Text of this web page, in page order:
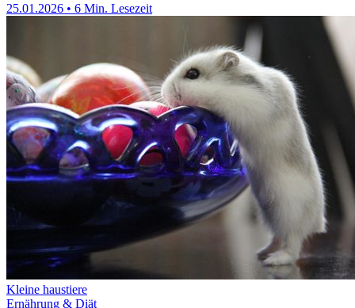
25.01.2026 • 6 Min. Lesezeit
Kleine haustiere
Ernährung & Diät